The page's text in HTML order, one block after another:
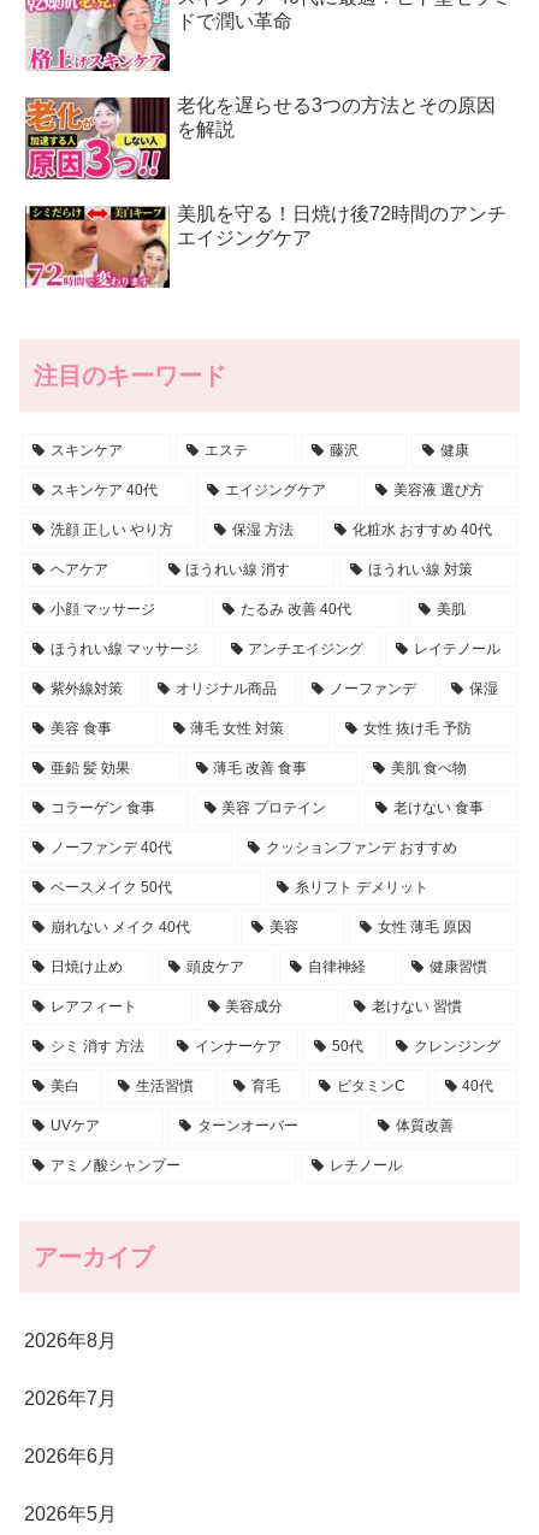
ドで潤い革命
老化を遅らせる3つの方法とその原因
を解説
美肌を守る！日焼け後72時間のアンチ
エイジングケア
注目のキーワード
スキンケア エステ 藤沢 健康
スキンケア 40代 エイジングケア 美容液 選び方
洗顔 正しい やり方 保湿 方法 化粧水 おすすめ 40代
ヘアケア ほうれい線 消す ほうれい線 対策
小顔 マッサージ たるみ 改善 40代 美肌
ほうれい線 マッサージ アンチエイジング レイテノール
紫外線対策 オリジナル商品 ノーファンデ 保湿
美容 食事 薄毛 女性 対策 女性 抜け毛 予防
亜鉛 髪 効果 薄毛 改善 食事 美肌 食べ物
コラーゲン 食事 美容 プロテイン 老けない 食事
ノーファンデ 40代 クッションファンデ おすすめ
ベースメイク 50代 糸リフト デメリット
崩れない メイク 40代 美容 女性 薄毛 原因
日焼け止め 頭皮ケア 自律神経 健康習慣
レアフィート 美容成分 老けない 習慣
シミ 消す 方法 インナーケア 50代 クレンジング
美白 生活習慣 育毛 ビタミンC 40代
UVケア ターンオーバー 体質改善
アミノ酸シャンプー レチノール
アーカイブ
2026年8月
2026年7月
2026年6月
2026年5月